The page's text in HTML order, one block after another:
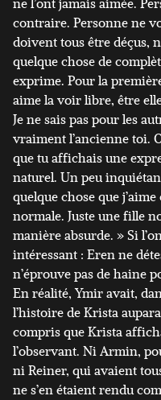
contraire. Personne ne
doivent tous être déçus,
quelque chose de
exprime. Pour la
aime la voir libre, être
Je ne sais pas pour les
vraiment l’ancienne toi.
que tu affichais une
naturel. Un peu
quelque chose que
normale. Juste une fille
manière absurde. » Si
intéressant : Eren ne
n’éprouve pas de haine
En réalité, Ymir avait,
l’histoire de Krista
compris que Krista
l’observant. Ni Armin,
ni Reiner, qui avaient
ne s’en étaient rendu